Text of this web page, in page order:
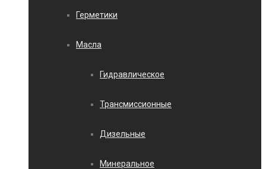
Герметики
Масла
Гидравлическое
Трансмиссионные
Дизельные
Минеральное